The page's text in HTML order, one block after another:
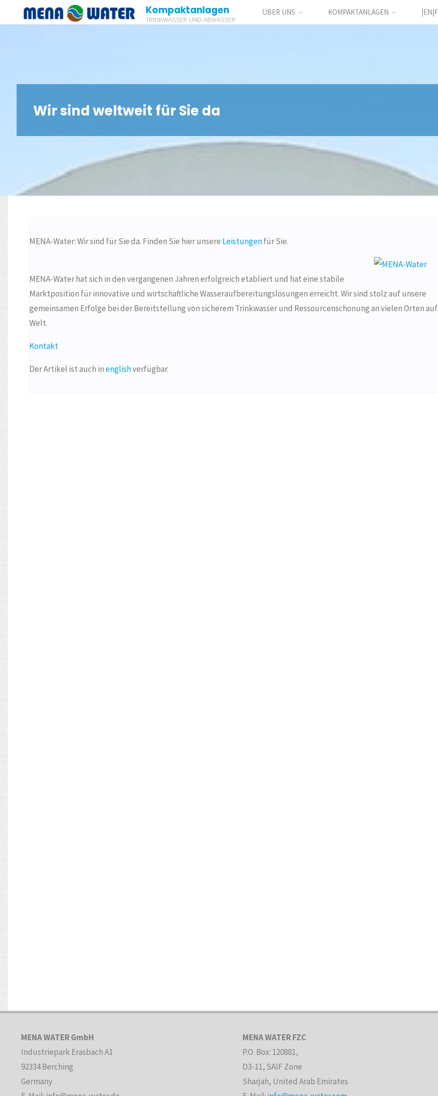
Kompaktanlagen
TRINKWASSER UND ABWASSER
ÜBER UNS KOMPAKTANLAGEN
Wir sind weltweit für Sie da
MENA-Water: Wir sind für Sie da. Finden Sie hier unsere Leistungenfür Sie.
MENA-Water hat sich in den vergangenen Jahren erfolgreich etabliert und hat eine stabile
Marktposition für innovative und wirtschaftliche Wasseraufbereitungslösungen erreicht. Wir sind stolz auf unsere
gemeinsamen Erfolge bei der Bereitstellung von sicherem Trinkwasser und Ressourcenschonung an vielen Orten
Welt.
Kontakt
Der Artikel ist auch inenglishverfügbar.
MENA WATER GmbH
Industriepark Erasbach A1
92334 Berching
Germany
MENA WATER FZC
P.O. Box: 120881,
D3-11, SAIF Zone
Sharjah, United Arab Emirates